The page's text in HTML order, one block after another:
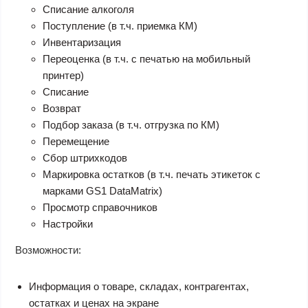
Списание алкоголя
Поступление (в т.ч. приемка КМ)
Инвентаризация
Переоценка (в т.ч. с печатью на мобильный
принтер)
Списание
Возврат
Подбор заказа (в т.ч. отгрузка по КМ)
Перемещение
Сбор штрихкодов
Маркировка остатков (в т.ч. печать этикеток с
марками GS1 DataMatrix)
Просмотр справочников
Настройки
Возможности:
Информация о товаре, складах, контрагентах,
остатках и ценах на экране